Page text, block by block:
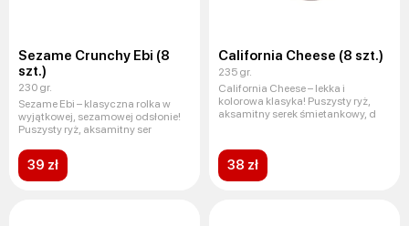
Sezame Crunchy Ebi (8
szt.)
230 gr.
Sezame Ebi – klasyczna rolka w
wyjątkowej, sezamowej odsłonie!
Puszysty ryż, aksamitny ser
39 zł
California Cheese (8 szt.)
235 gr.
California Cheese – lekka i
kolorowa klasyka! Puszysty ryż,
aksamitny serek śmietankowy, d
38 zł